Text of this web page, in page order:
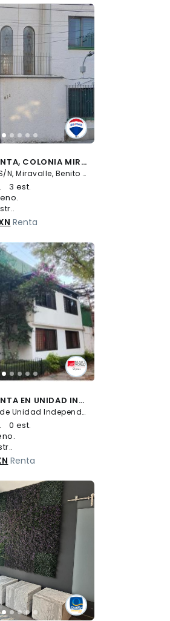
CASA EN RENTA, COLONIA MIRAVALLE - (34)
MIRAFLORES S/N, Miravalle, Benito Juárez
3 est.
Renta
CASA EN RENTA EN UNIDAD INDEPENDENCIA
Alrededores de Unidad Independencia IMSS, La Magdalena Contreras
0 est.
Renta